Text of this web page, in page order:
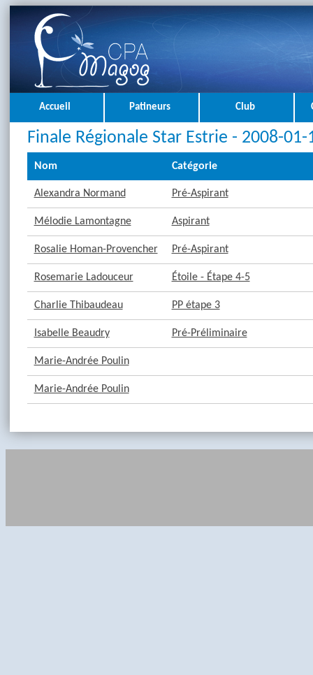
Accueil Patineurs Club
Finale Régionale Star Estrie - 2008-01-
Nom Catégorie
Alexandra Normand Pré-Aspirant
Mélodie Lamontagne Aspirant
Rosalie Homan-Provencher Pré-Aspirant
Rosemarie Ladouceur Étoile - Étape 4-5
Charlie Thibaudeau PP étape 3
Isabelle Beaudry Pré-Préliminaire
Marie-Andrée Poulin
Marie-Andrée Poulin